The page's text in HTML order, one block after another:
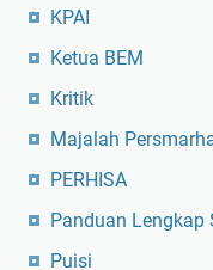
KPAI
Ketua BEM
Kritik
Majalah
PERHISA
Panduan Lengkap
Puisi